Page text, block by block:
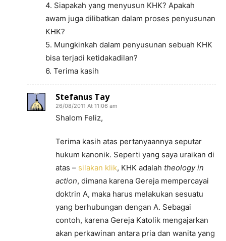
4. Siapakah yang menyusun KHK? Apakah
awam juga dilibatkan dalam proses penyusunan
KHK?
5. Mungkinkah dalam penyusunan sebuah KHK
bisa terjadi ketidakadilan?
6. Terima kasih
Stefanus Tay
26/08/2011 At 11:06 am
Shalom Feliz,
Terima kasih atas pertanyaannya seputar
hukum kanonik. Seperti yang saya uraikan di
atas – silakan klik, KHK adalah theology in
action, dimana karena Gereja mempercayai
doktrin A, maka harus melakukan sesuatu
yang berhubungan dengan A. Sebagai
contoh, karena Gereja Katolik mengajarkan
akan perkawinan antara pria dan wanita yang